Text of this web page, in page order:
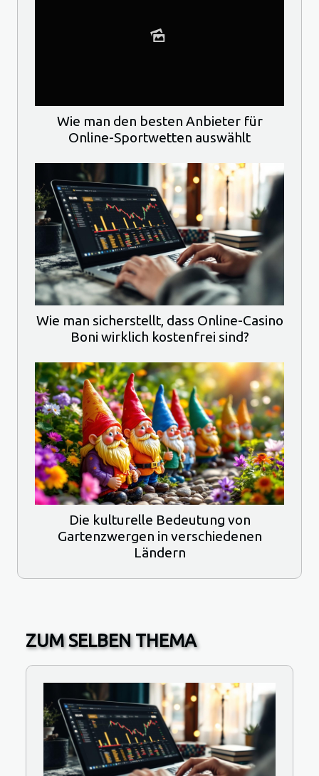
Wie man den besten Anbieter für
Online-Sportwetten auswählt
Wie man sicherstellt, dass Online-Casino
Boni wirklich kostenfrei sind?
Die kulturelle Bedeutung von
Gartenzwergen in verschiedenen
Ländern
ZUM SELBEN THEMA